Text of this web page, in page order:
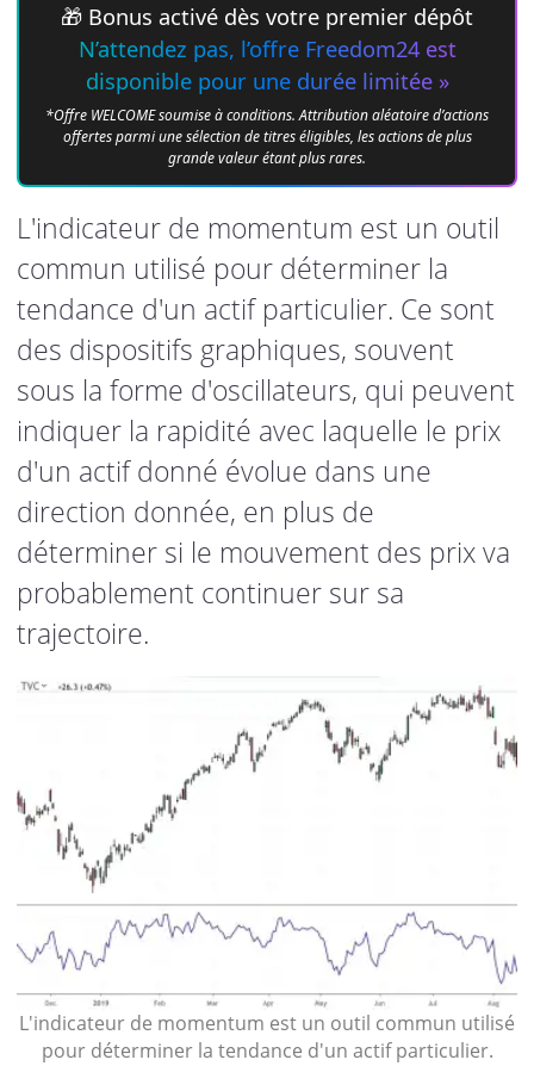
🎁 Bonus activé dès votre premier dépôt
N’attendez pas, l’offre Freedom24 est
disponible pour une durée limitée »
*Offre WELCOME soumise à conditions. Attribution aléatoire d’actions
offertes parmi une sélection de titres éligibles, les actions de plus
grande valeur étant plus rares.
L'indicateur de momentum est un outil
commun utilisé pour déterminer la
tendance d'un actif particulier. Ce sont
des dispositifs graphiques, souvent
sous la forme d'oscillateurs, qui peuvent
indiquer la rapidité avec laquelle le prix
d'un actif donné évolue dans une
direction donnée, en plus de
déterminer si le mouvement des prix va
probablement continuer sur sa
trajectoire.
L'indicateur de momentum est un outil commun utilisé
pour déterminer la tendance d'un actif particulier.